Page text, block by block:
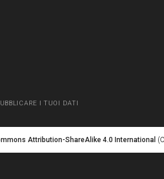
I TUOI DATI
Attribution-ShareAlike 4.0 International